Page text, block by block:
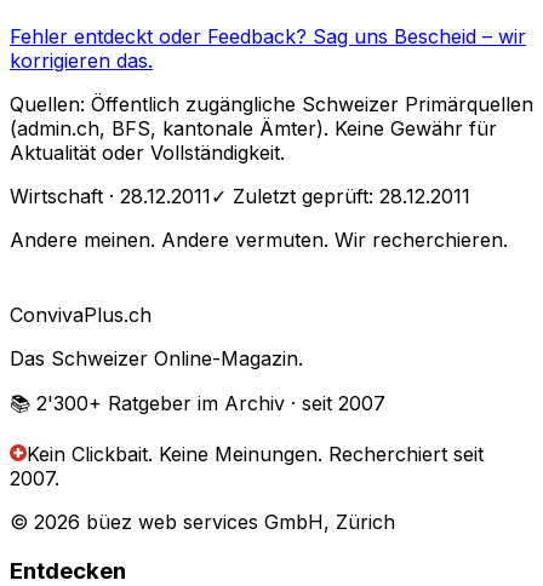
Fehler entdeckt oder Feedback? Sag uns Bescheid – wir
korrigieren das.
Quellen: Öffentlich zugängliche Schweizer Primärquellen
(admin.ch, BFS, kantonale Ämter). Keine Gewähr für
Aktualität oder Vollständigkeit.
Wirtschaft · 28.12.2011✓ Zuletzt geprüft: 28.12.2011
Andere meinen. Andere vermuten. Wir recherchieren.
ConvivaPlus.ch
Das Schweizer Online-Magazin.
📚 2'300+ Ratgeber im Archiv · seit 2007
Kein Clickbait. Keine Meinungen. Recherchiert seit
2007.
© 2026 büez web services GmbH, Zürich
Entdecken